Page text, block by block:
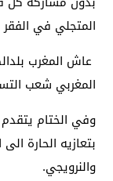
المتجلي في
عاش المغرب
المغربي شعب
وفي الختام يتقدم
بتعازيه الحارة
والنرويجي.